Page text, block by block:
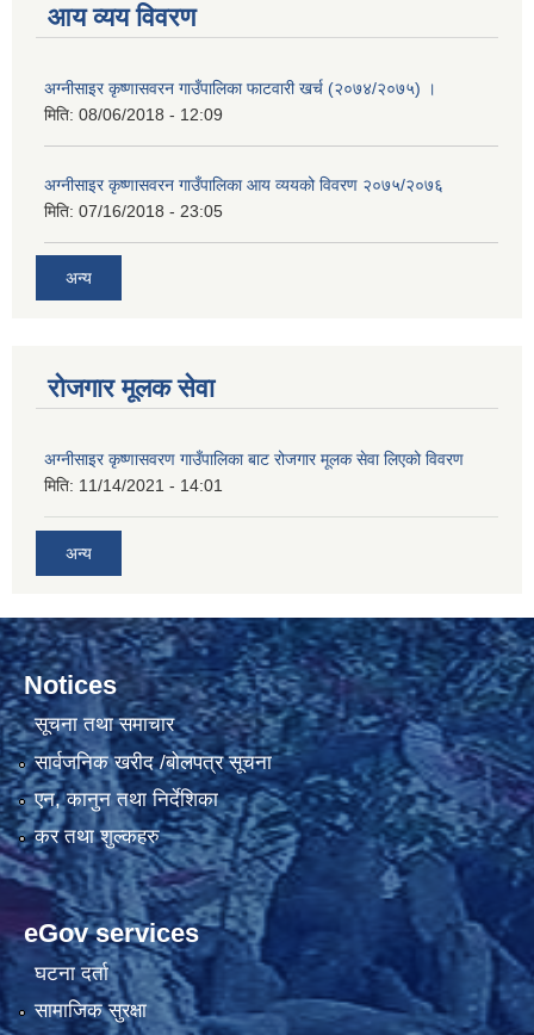
आय व्यय विवरण
अग्नीसाइर कृष्णासवरन गाउँपालिका फाटवारी खर्च (२०७४/२०७५) ।
मिति: 08/06/2018 - 12:09
अग्नीसाइर कृष्णासवरन गाउँपालिका आय व्ययको विवरण २०७५/२०७६
मिति: 07/16/2018 - 23:05
अन्य
रोजगार मूलक सेवा
अग्नीसाइर कृष्णासवरण गाउँपालिका बाट रोजगार मूलक सेवा लिएको विवरण
मिति: 11/14/2021 - 14:01
अन्य
Notices
सूचना तथा समाचार
सार्वजनिक खरीद /बोलपत्र सूचना
एन, कानुन तथा निर्देशिका
कर तथा शुल्कहरु
eGov services
घटना दर्ता
सामाजिक सुरक्षा